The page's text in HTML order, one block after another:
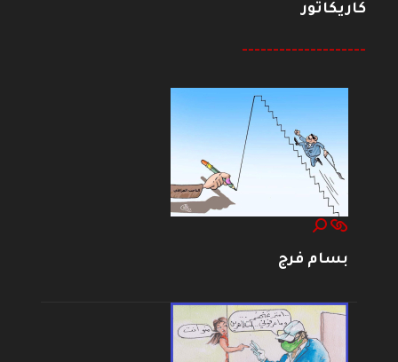
كاريكاتور
--------------------
بسام فرج